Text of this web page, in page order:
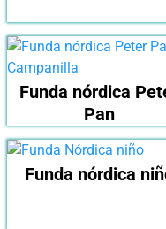
Funda nórdica
Pan
Funda nórdica